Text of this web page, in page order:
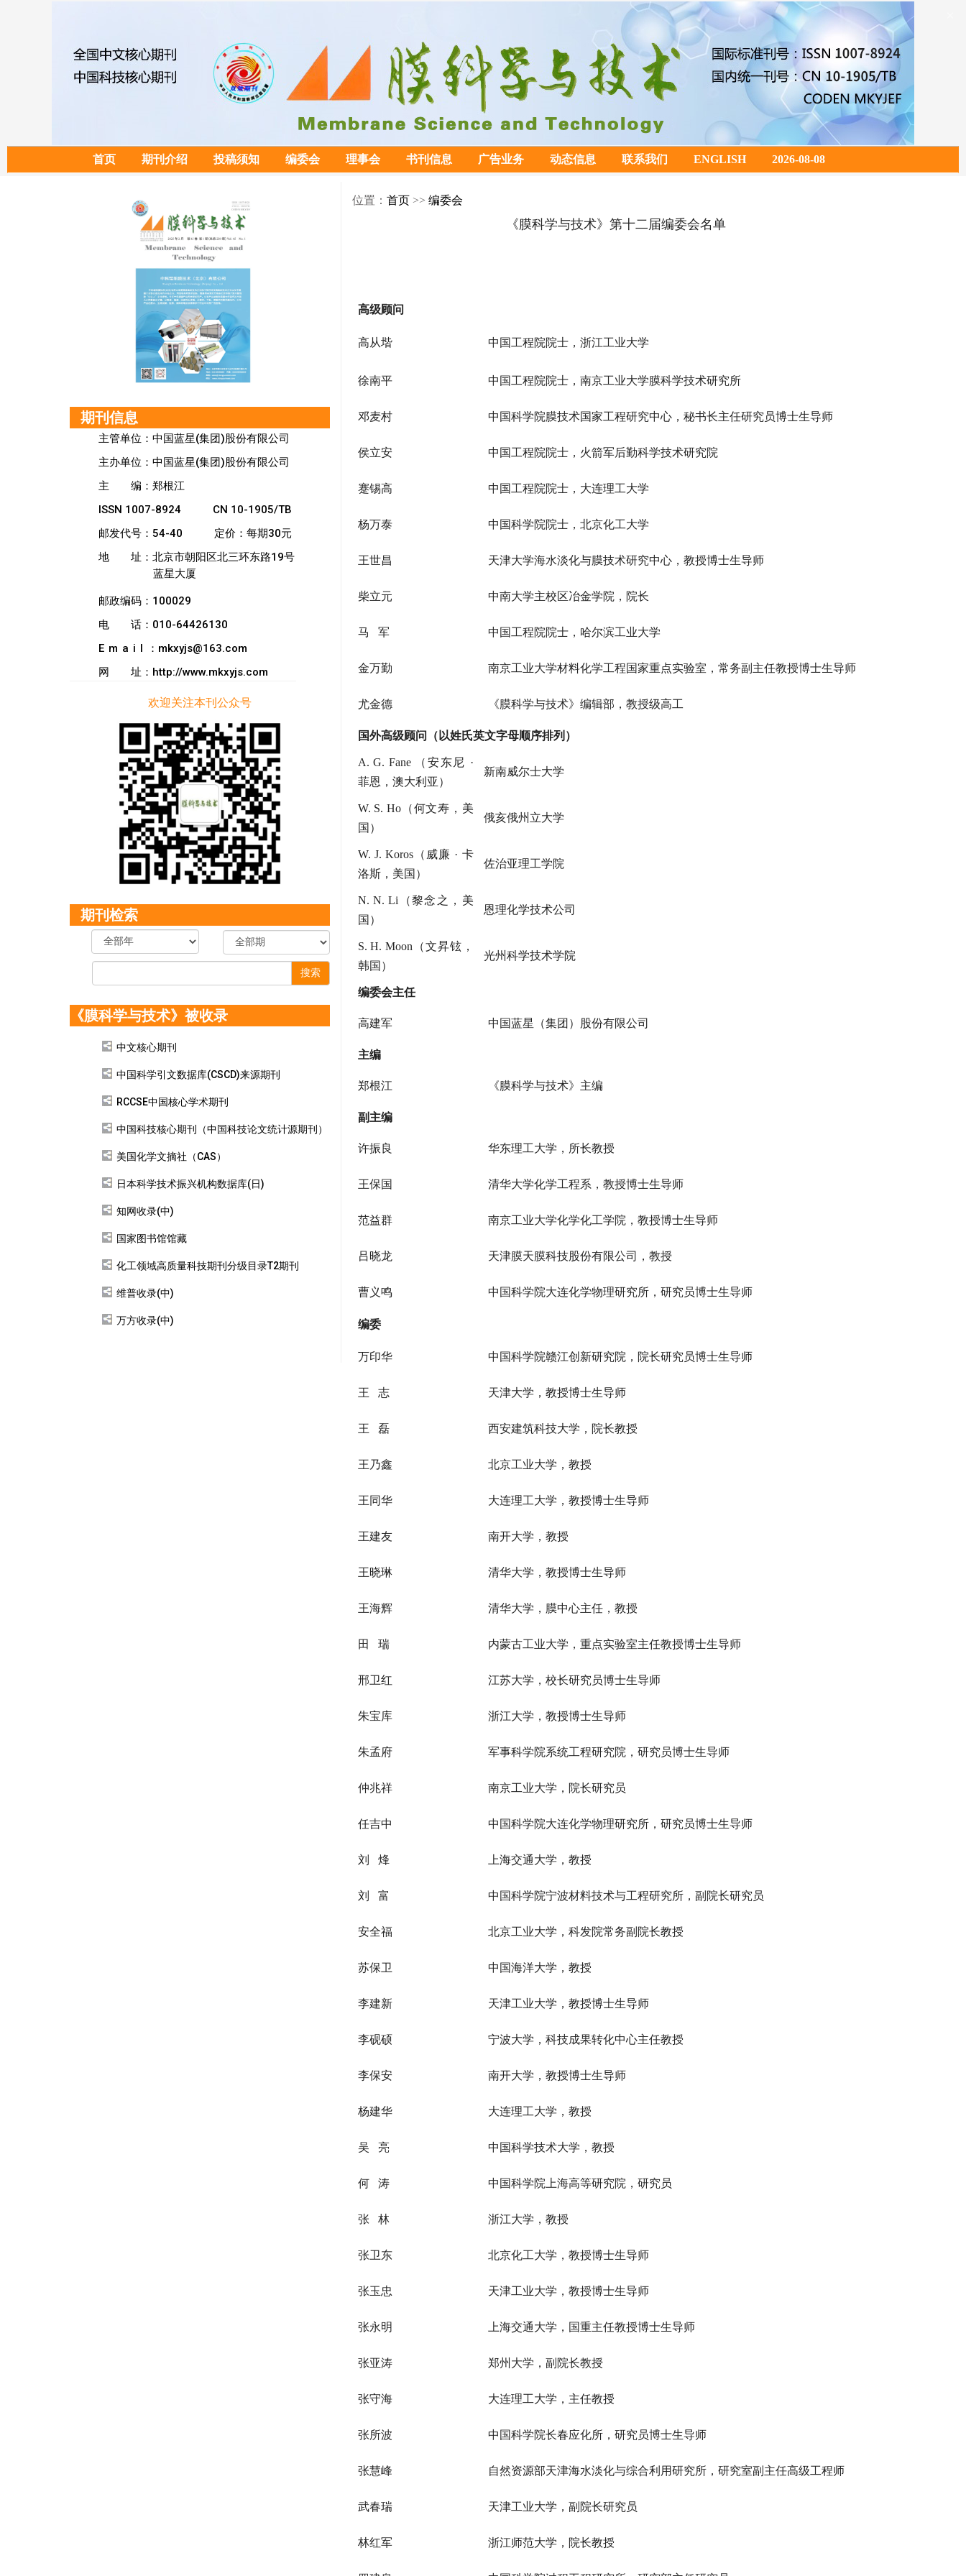
首页 期刊介绍 投稿须知 编委会 理事会 书刊信息 广告业务 动态信息 联系我们 ENGLISH 2026-08-08
期刊信息
主管单位：中国蓝星(集团)股份有限公司
主办单位：中国蓝星(集团)股份有限公司
主 编：郑根江
ISSN 1007-8924
CN 10-1905/TB
邮发代号：54-40
定价：每期30元
地 址：北京市朝阳区北三环东路19号
蓝星大厦
邮政编码：100029
电 话：010-64426130
Email
：mkxyjs@163.com
网 址：http://www.mkxyjs.com
欢迎关注本刊公众号
期刊检索
搜索
《膜科学与技术》被收录
中文核心期刊
中国科学引文数据库(CSCD)来源期刊
RCCSE中国核心学术期刊
中国科技核心期刊（中国科技论文统计源期刊）
美国化学文摘社（CAS）
日本科学技术振兴机构数据库(日)
知网收录(中)
国家图书馆馆藏
化工领域高质量科技期刊分级目录T2期刊
维普收录(中)
万方收录(中)
位置：首页 >>编委会
《膜科学与技术》第十二届编委会名单
高级顾问
高从堦 中国工程院院士，浙江工业大学
徐南平 中国工程院院士，南京工业大学膜科学技术研究所
邓麦村 中国科学院膜技术国家工程研究中心，秘书长主任研究员博士生导师
侯立安 中国工程院院士，火箭军后勤科学技术研究院
蹇锡高 中国工程院院士，大连理工大学
杨万泰 中国科学院院士，北京化工大学
王世昌 天津大学海水淡化与膜技术研究中心，教授博士生导师
柴立元 中南大学主校区冶金学院，院长
马 军 中国工程院院士，哈尔滨工业大学
金万勤 南京工业大学材料化学工程国家重点实验室，常务副主任教授博士生导师
尤金德 《膜科学与技术》编辑部，教授级高工
国外高级顾问（以姓氏英文字母顺序排列）
A.G. Fane （安东尼 ·
菲恩，澳大利亚）
新南威尔士大学
W. S. Ho（何文寿，美
国）
俄亥俄州立大学
W. J. Koros（威廉 · 卡
洛斯，美国）
佐治亚理工学院
N. N. Li（黎念之，美
国）
恩理化学技术公司
S.H. Moon（文昇铉，
韩国）
光州科学技术学院
编委会主任
高建军 中国蓝星（集团）股份有限公司
主编
郑根江 《膜科学与技术》主编
副主编
许振良 华东理工大学，所长教授
王保国 清华大学化学工程系，教授博士生导师
范益群 南京工业大学化学化工学院，教授博士生导师
吕晓龙 天津膜天膜科技股份有限公司，教授
曹义鸣 中国科学院大连化学物理研究所，研究员博士生导师
编委
万印华 中国科学院赣江创新研究院，院长研究员博士生导师
王 志 天津大学，教授博士生导师
王 磊 西安建筑科技大学，院长教授
王乃鑫 北京工业大学，教授
王同华 大连理工大学，教授博士生导师
王建友 南开大学，教授
王晓琳 清华大学，教授博士生导师
王海辉 清华大学，膜中心主任，教授
田 瑞 内蒙古工业大学，重点实验室主任教授博士生导师
邢卫红 江苏大学，校长研究员博士生导师
朱宝库 浙江大学，教授博士生导师
朱孟府 军事科学院系统工程研究院，研究员博士生导师
仲兆祥 南京工业大学，院长研究员
任吉中 中国科学院大连化学物理研究所，研究员博士生导师
刘 烽 上海交通大学，教授
刘 富 中国科学院宁波材料技术与工程研究所，副院长研究员
安全福 北京工业大学，科发院常务副院长教授
苏保卫 中国海洋大学，教授
李建新 天津工业大学，教授博士生导师
李砚硕 宁波大学，科技成果转化中心主任教授
李保安 南开大学，教授博士生导师
杨建华 大连理工大学，教授
吴 亮 中国科学技术大学，教授
何 涛 中国科学院上海高等研究院，研究员
张 林 浙江大学，教授
张卫东 北京化工大学，教授博士生导师
张玉忠 天津工业大学，教授博士生导师
张永明 上海交通大学，国重主任教授博士生导师
张亚涛 郑州大学，副院长教授
张守海 大连理工大学，主任教授
张所波 中国科学院长春应化所，研究员博士生导师
张慧峰 自然资源部天津海水淡化与综合利用研究所，研究室副主任高级工程师
武春瑞 天津工业大学，副院长研究员
林红军 浙江师范大学，院长教授